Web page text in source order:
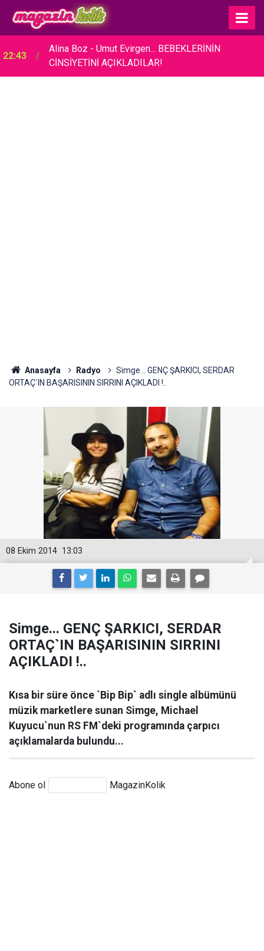
22:43
Alina Boz - Umut Evirgen... BEBEKLERİNİN
CİNSİYETİNİ AÇIKLADILAR!
Anasayfa Radyo
Simge... GENÇ ŞARKICI, SERDAR
ORTAÇ`IN BAŞARISININ SIRRINI AÇIKLADI !..
13:03
08 Ekim 2014
Simge... GENÇ ŞARKICI, SERDAR
ORTAÇ`IN BAŞARISININ SIRRINI
AÇIKLADI !..
Kısa bir süre önce `Bip Bip` adlı single albümünü
müzik marketlere sunan Simge, Michael
Kuyucu`nun RS FM`deki programında çarpıcı
açıklamalarda bulundu...
Abone ol MagazinKolik